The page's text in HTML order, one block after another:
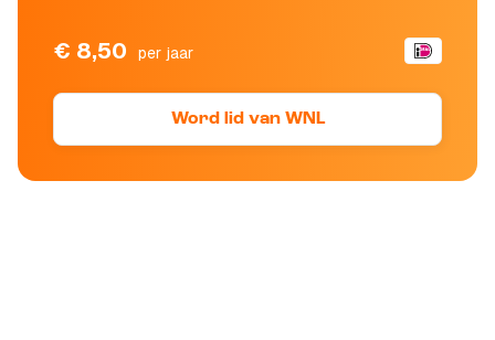
€ 8,50 per jaar
Word lid van WNL